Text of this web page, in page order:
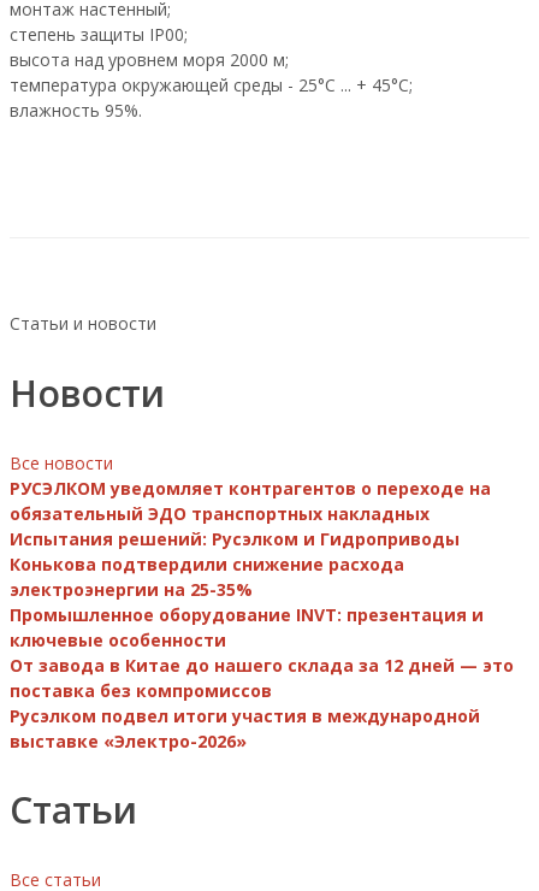
монтаж настенный;
степень защиты IP00;
высота над уровнем моря 2000 м;
температура окружающей среды - 25°C ... + 45°C;
влажность 95%.
Статьи и новости
Новости
Все новости
РУСЭЛКОМ уведомляет контрагентов о переходе на
обязательный ЭДО транспортных накладных
Испытания решений: Русэлком и Гидроприводы
Конькова подтвердили снижение расхода
электроэнергии на 25-35%
Промышленное оборудование INVT: презентация и
ключевые особенности
От завода в Китае до нашего склада за 12 дней — это
поставка без компромиссов
Русэлком подвел итоги участия в международной
выставке «Электро-2026»
Статьи
Все статьи